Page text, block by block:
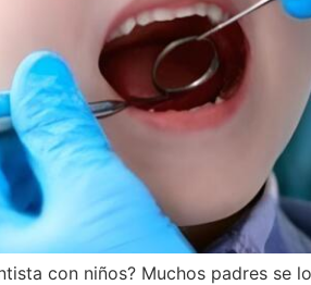
con niños? Muchos padres se